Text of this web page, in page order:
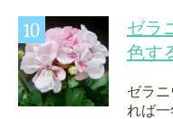
ゼラ
色す
ゼラ
れば